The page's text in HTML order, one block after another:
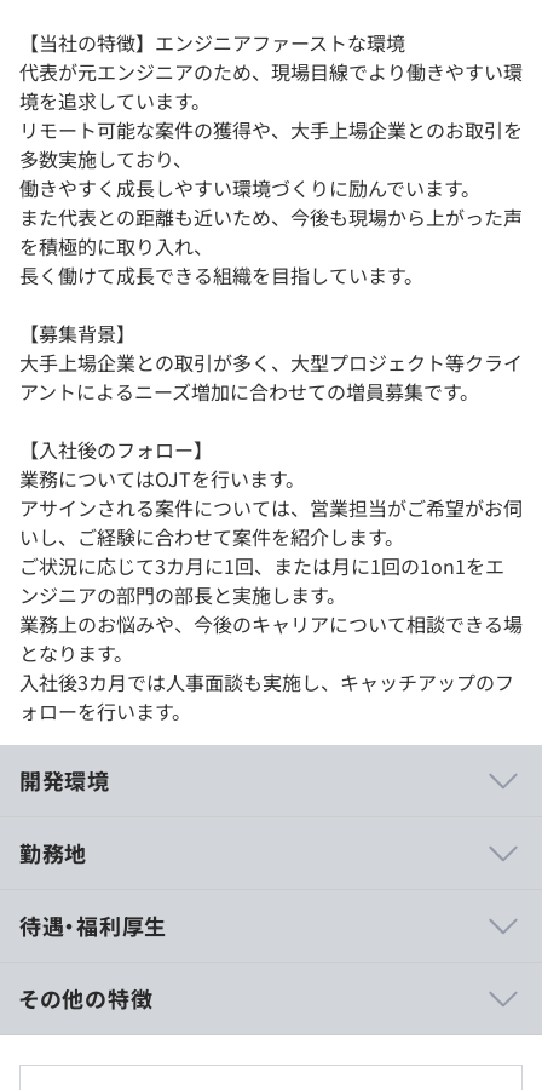
【当社の特徴】エンジニアファーストな環境
代表が元エンジニアのため、現場目線でより働きやすい環
境を追求しています。
リモート可能な案件の獲得や、大手上場企業とのお取引を
多数実施しており、
働きやすく成長しやすい環境づくりに励んでいます。
また代表との距離も近いため、今後も現場から上がった声
を積極的に取り入れ、
長く働けて成長できる組織を目指しています。
【募集背景】
大手上場企業との取引が多く、大型プロジェクト等クライ
アントによるニーズ増加に合わせての増員募集です。
【入社後のフォロー】
業務についてはOJTを行います。
アサインされる案件については、営業担当がご希望がお伺
いし、ご経験に合わせて案件を紹介します。
ご状況に応じて3カ月に1回、または月に1回の1on1をエ
ンジニアの部門の部長と実施します。
業務上のお悩みや、今後のキャリアについて相談できる場
となります。
入社後3カ月では人事面談も実施し、キャッチアップのフ
ォローを行います。
開発環境
る、販売管理システム
生産性の向上とコストの削減を実現するサービス
勤務地
待遇・福利厚生
■賃金形態：月給制
■賃金の決定方法：当社規定により決定いたします
その他の特徴